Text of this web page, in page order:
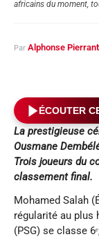
africains du moment,
Par Alphonse Pierrant
ÉCOUTER
La prestigieuse
Ousmane
Trois joueurs du
classement final.
Mohamed Salah
régularité au plus
(PSG) se classe